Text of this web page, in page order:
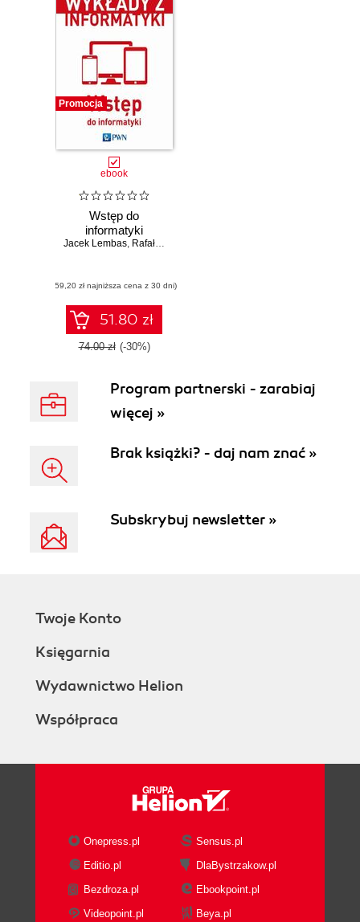
Promocja
ebook
Wstęp do
informatyki
Jacek Lembas, Rafał Kawa
(59,20 zł najniższa cena z 30 dni)
51.80 zł
74.00 zł (-30%)
Program partnerski - zarabiaj
więcej »
Brak książki? - daj nam znać »
Subskrybuj newsletter »
Twoje Konto
Księgarnia
Wydawnictwo Helion
Współpraca
Onepress.pl
Sensus.pl
Editio.pl
DlaBystrzakow.pl
Bezdroza.pl
Ebookpoint.pl
Videopoint.pl
Beya.pl